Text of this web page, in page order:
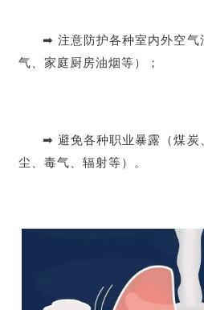
➡ 注意防护各种室内外空气
气、家庭厨房油烟等）；
➡ 避免各种职业暴露（煤炭
尘、毒气、辐射等）。